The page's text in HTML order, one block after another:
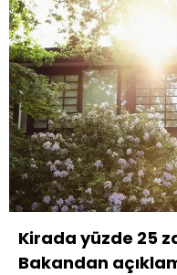
Kirada yüzde 25
Bakandan